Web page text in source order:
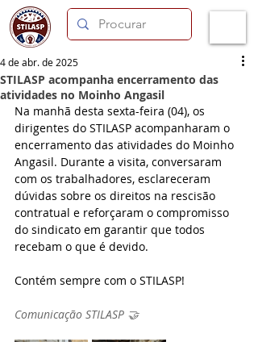
STILASP acompanha encerramento das
atividades no Moinho Angasil
4 de abr. de 2025
Na manhã desta sexta-feira (04), os
dirigentes do STILASP acompanharam o
encerramento das atividades do Moinho
Angasil. Durante a visita, conversaram
com os trabalhadores, esclareceram
dúvidas sobre os direitos na rescisão
contratual e reforçaram o compromisso
do sindicato em garantir que todos
recebam o que é devido.
Contém sempre com o STILASP!
Comunicação STILASP 🤝